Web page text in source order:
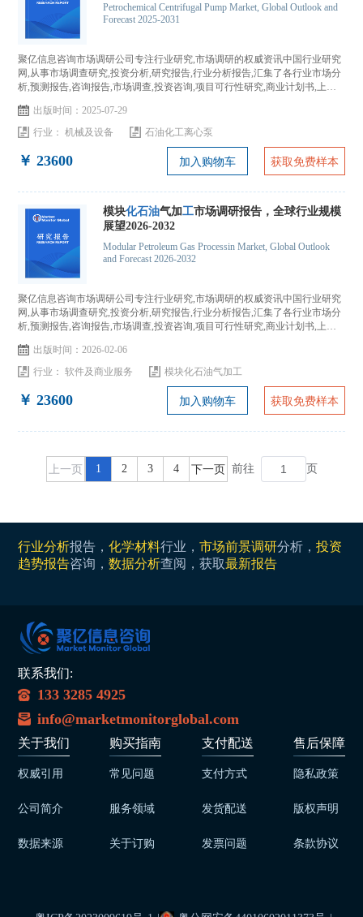
Petrochemical Centrifugal Pump Market, Global Outlook and
Forecast 2025-2031
聚亿信息咨询市场调研公司专注行业研究,市场调研的权威资讯中国行业研究
网,从事市场调查研究,投资分析,研究报告,行业分析报告,汇集了各行业市场分
析,预测报告,咨询报告,市场调查,投资咨询,项目可行性研究,商业计划书,上市
出版时间：2025-07-29
行业：机械及设备 石油化工离心泵
￥ 23600 加入购物车 获取免费样本
模块化石油气加工市场调研报告，全球行业规模
展望2026-2032
Modular Petroleum Gas ​Processin Market, Global Outlook
and Forecast 2026-2032
聚亿信息咨询市场调研公司专注行业研究,市场调研的权威资讯中国行业研究
网,从事市场调查研究,投资分析,研究报告,行业分析报告,汇集了各行业市场分
析,预测报告,咨询报告,市场调查,投资咨询,项目可行性研究,商业计划书,上市
出版时间：2026-02-06
行业：软件及商业服务 模块化石油气加工
￥ 23600 加入购物车 获取免费样本
上一页 1 2 3 4 下一页 前往 页
行业分析报告，化学材料行业，市场前景调研分析，投资
趋势报告咨询，数据分析查阅，获取最新报告
联系我们:
133 3285 4925
info@marketmonitorglobal.com
关于我们
权威引用
公司简介
数据来源
购买指南
常见问题
服务领域
关于订购
支付配送
支付方式
发货配送
发票问题
售后保障
隐私政策
版权声明
条款协议